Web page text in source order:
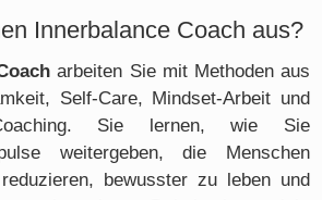
Innerbalance Coach aus?
arbeiten Sie mit Methoden aus
Self-Care, Mindset-Arbeit und
Sie lernen, wie Sie
weitergeben, die Menschen
bewusster zu leben und